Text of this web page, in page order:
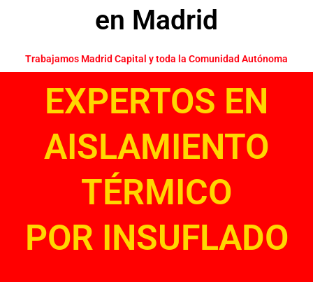
en Madrid
Trabajamos Madrid Capital y toda la Comunidad Autónoma
EXPERTOS EN
AISLAMIENTO
TÉRMICO
POR INSUFLADO